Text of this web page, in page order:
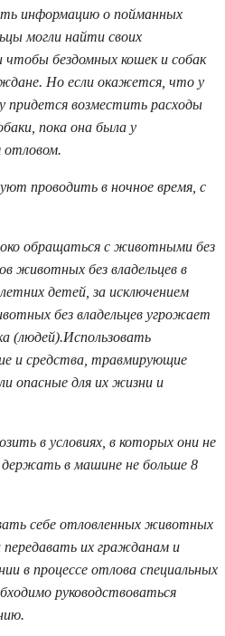
информацию о пойманных
могли найти своих
бездомных кошек и собак
Но если окажется, что у
придется возместить расходы
пока она была у
отловом.
проводить в ночное время, с
обращаться с животными без
животных без владельцев в
детей, за исключением
без владельцев угрожает
(людей).Использовать
и средства, травмирующие
опасные для их жизни и
в условиях, в которых они не
держать в машине не больше 8
себе отловленных животных
передавать их гражданам и
в процессе отлова специальных
руководствоваться